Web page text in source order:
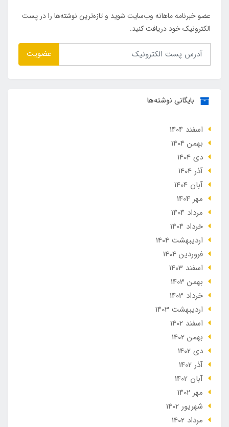
عضو خبرنامه ماهانه وب‌سایت شوید و تازه‌ترین نوشته‌ها را در پست
الکترونیک خود دریافت کنید.
عضویت
بایگانی نوشته‌ها
اسفند 1404
بهمن 1404
دی 1404
آذر 1404
آبان 1404
مهر 1404
مرداد 1404
خرداد 1404
ارديبهشت 1404
فروردین 1404
اسفند 1403
بهمن 1403
خرداد 1403
ارديبهشت 1403
اسفند 1402
بهمن 1402
دی 1402
آذر 1402
آبان 1402
مهر 1402
شهریور 1402
مرداد 1402